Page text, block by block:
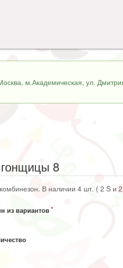
м.Академическая, ул.
8
В наличии 4 шт. ( 2 S и
из вариантов